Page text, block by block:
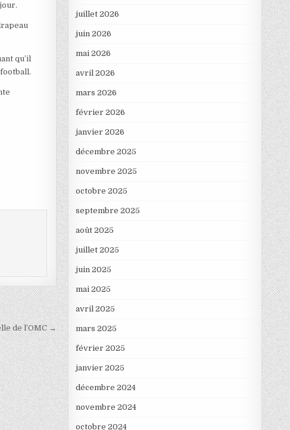
qu’il
de l’OMC →
juillet 2026
juin 2026
mai 2026
avril 2026
mars 2026
février 2026
janvier 2026
décembre 2025
novembre 2025
octobre 2025
septembre 2025
août 2025
juillet 2025
juin 2025
mai 2025
avril 2025
mars 2025
février 2025
janvier 2025
décembre 2024
novembre 2024
octobre 2024